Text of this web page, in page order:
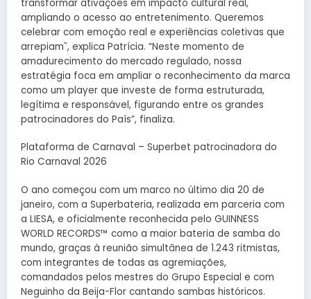
transformar ativações em impacto cultural real,
ampliando o acesso ao entretenimento. Queremos
celebrar com emoção real e experiências coletivas que
arrepiam˜, explica Patrícia. “Neste momento de
amadurecimento do mercado regulado, nossa
estratégia foca em ampliar o reconhecimento da marca
como um player que investe de forma estruturada,
legítima e responsável, figurando entre os grandes
patrocinadores do País”, finaliza.
Plataforma de Carnaval – Superbet patrocinadora do
Rio Carnaval 2026
O ano começou com um marco no último dia 20 de
janeiro, com a Superbateria, realizada em parceria com
a LIESA, e oficialmente reconhecida pelo GUINNESS
WORLD RECORDS™️ como a maior bateria de samba do
mundo, graças à reunião simultânea de 1.243 ritmistas,
com integrantes de todas as agremiações,
comandados pelos mestres do Grupo Especial e com
Neguinho da Beija-Flor cantando sambas históricos.